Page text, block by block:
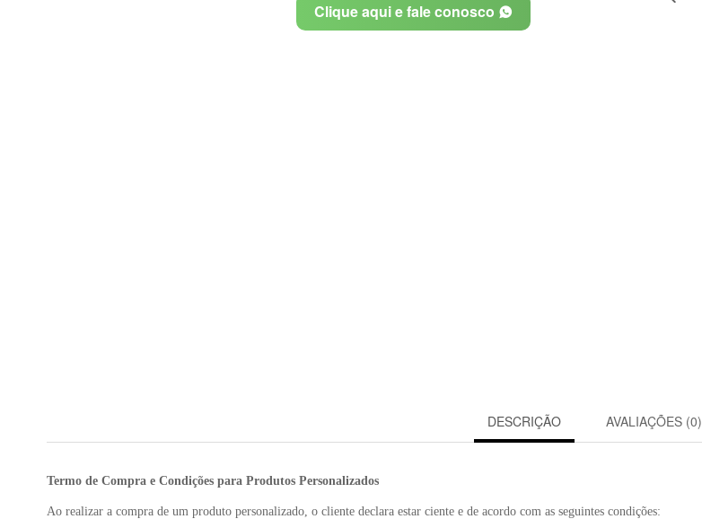
Clique aqui e fale conosco
DESCRIÇÃO AVALIAÇÕES (0)
Termo de Compra e Condições para Produtos Personalizados
Ao realizar a compra de um produto personalizado, o cliente declara estar ciente e de acordo com as seguintes condições: